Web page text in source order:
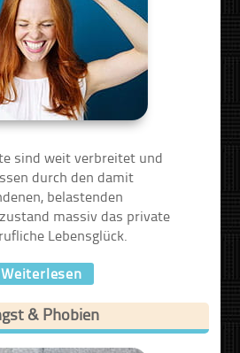
sind weit verbreitet und
durch den damit
belastenden
massiv das private
Lebensglück.
Weiterlesen
& Phobien